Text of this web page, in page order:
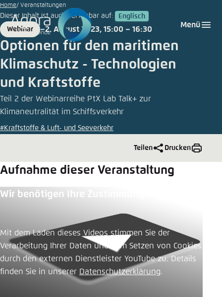
Zum
Hauptinhalt
gehen
Menü
Home Veranstaltungen
Dieser Inhalt ist auch verfügbar auf: Englisch
Format
Webinar
Date
2. August 2023, 15:00 – 16:30
Optionen für den maritimen
Klimaschutz - Technologien
und Kraftstoffe
Teil 2 der Webinarreihe PtX Lab Talk+ zur
Klimaneutralität im Schiffsverkehr
#Kraftstoffe & Luft- und Seeverkehr
©
H_Ko/stock.adobe.com
Teilen Drucken
Aufnahme dieser Veranstaltung
Wir benötigen Ihre Zustimmung.
Mit dem Laden dieses Videos stimmen Sie der
Verarbeitung Ihrer Daten und dem Setzen von Cookies
durch den externen Dienstleister YouTube zu. Details
finden Sie in unserer ​ Datenschutzerklärung.
Login
Melden Sie sich an um ..., ... und ... zu verwalten.
Benutzername
Passwort*
Abbrechen
Sprache auswählen
Deutsch
Englisch
Agora Think Tanks
Erscheinungsbild der Webseite
Diese Webseite passt ihr Farbschema basierend
auf Ihren Einstellungen an. Wählen Sie aus,
welches Farbschema Sie für diese Webseite
verwenden möchten.
Close
Automatisch
Einstellung für diese Webseite im Browser
speichern
Übernehmen